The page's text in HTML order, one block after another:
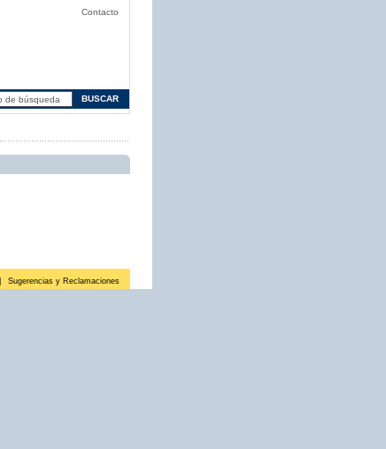
Contacto
Sugerencias y Reclamaciones